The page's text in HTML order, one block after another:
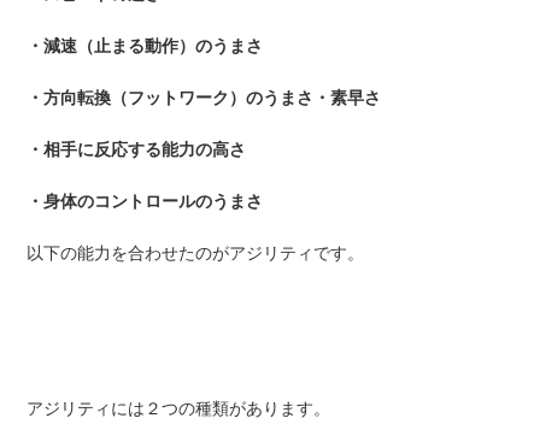
・減速（止まる動作）のうまさ
・方向転換（フットワーク）のうまさ・素早さ
・相手に反応する能力の高さ
・身体のコントロールのうまさ
以下の能力を合わせたのがアジリティです。
アジリティには２つの種類があります。